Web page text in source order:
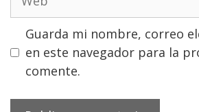
Guarda mi nombre, correo
en este navegador para la
comente.